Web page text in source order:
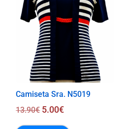
Camiseta Sra. N5019
13.90€ 5.00€